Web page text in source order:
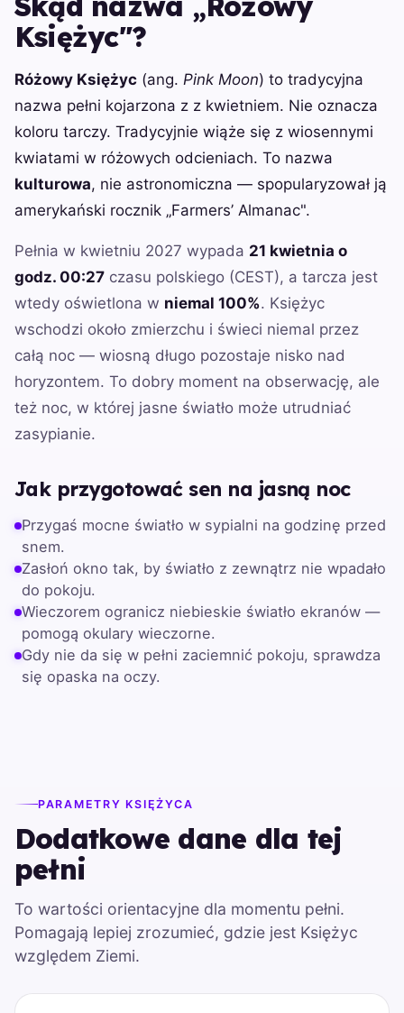
Księżyc"?
Różowy Księżyc (ang. Pink Moon) to tradycyjna
nazwa pełni kojarzona z z kwietniem. Nie oznacza
koloru tarczy. Tradycyjnie wiąże się z wiosennymi
kwiatami w różowych odcieniach. To nazwa
kulturowa, nie astronomiczna — spopularyzował ją
amerykański rocznik „Farmers’ Almanac".
Pełnia w kwietniu 2027 wypada 21 kwietnia o
godz. 00:27 czasu polskiego (CEST), a tarcza jest
wtedy oświetlona w niemal 100%. Księżyc
wschodzi około zmierzchu i świeci niemal przez
całą noc — wiosną długo pozostaje nisko nad
horyzontem. To dobry moment na obserwację, ale
też noc, w której jasne światło może utrudniać
zasypianie.
Jak przygotować sen na jasną noc
Przygaś mocne światło w sypialni na godzinę przed
snem.
Zasłoń okno tak, by światło z zewnątrz nie wpadało
do pokoju.
Wieczorem ogranicz niebieskie światło ekranów —
pomogą okulary wieczorne.
Gdy nie da się w pełni zaciemnić pokoju, sprawdza
się opaska na oczy.
PARAMETRY KSIĘŻYCA
Dodatkowe dane dla tej
pełni
To wartości orientacyjne dla momentu pełni.
Pomagają lepiej zrozumieć, gdzie jest Księżyc
względem Ziemi.